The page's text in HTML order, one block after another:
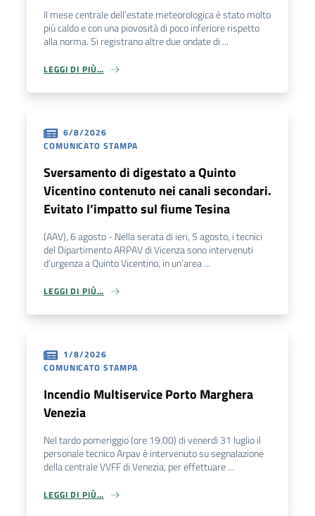
Il mese centrale dell’estate meteorologica è stato molto
più caldo e con una piovosità di poco inferiore rispetto
alla norma. Si registrano altre due ondate di ...
LEGGI DI PIÙ…
6/8/2026
COMUNICATO STAMPA
Sversamento di digestato a Quinto
Vicentino contenuto nei canali secondari.
Evitato l’impatto sul fiume Tesina
(AAV), 6 agosto - Nella serata di ieri, 5 agosto, i tecnici
del Dipartimento ARPAV di Vicenza sono intervenuti
d’urgenza a Quinto Vicentino, in un’area ...
LEGGI DI PIÙ…
1/8/2026
COMUNICATO STAMPA
Incendio Multiservice Porto Marghera
Venezia
Nel tardo pomeriggio (ore 19.00) di venerdì 31 luglio il
personale tecnico Arpav è intervenuto su segnalazione
della centrale VVFF di Venezia, per effettuare ...
LEGGI DI PIÙ…